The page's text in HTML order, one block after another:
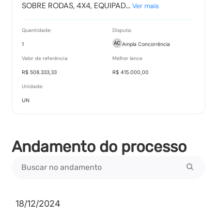
Termo de Homologação
Vencedores
Propostas Readequadas
Tipo:
Ranking nos Itens
SOBRE RODAS, 4X4, EQUIPAD... Ver mais
Quantidade:
1
Disputa:
Ampla Concorrência
Valor de referência:
R$ 508.333,33
Melhor lance
R$ 415.000,00
Unidade:
UN
Andamento do processo
18/12/2024